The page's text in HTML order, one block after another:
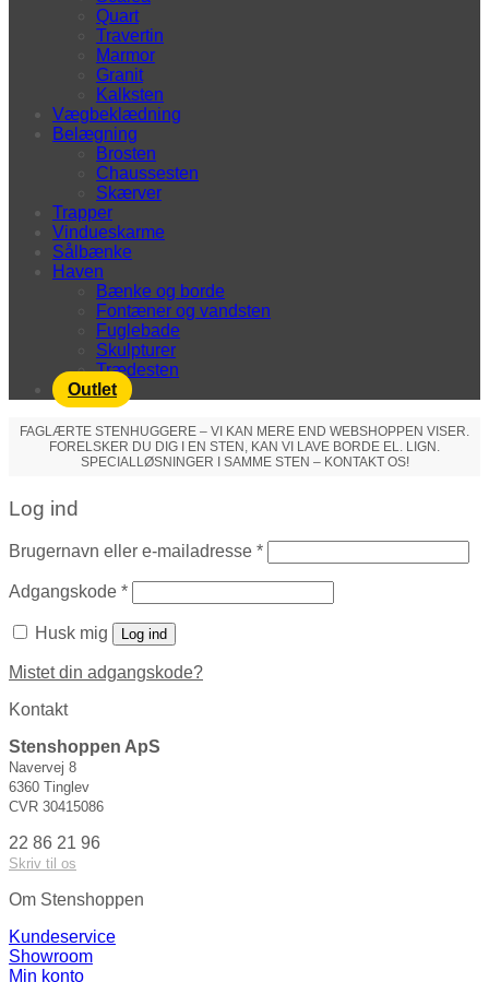
Quart
Travertin
Marmor
Granit
Kalksten
Vægbeklædning
Belægning
Brosten
Chaussesten
Skærver
Trapper
Vindueskarme
Sålbænke
Haven
Bænke og borde
Fontæner og vandsten
Fuglebade
Skulpturer
Trædesten
Outlet
FAGLÆRTE STENHUGGERE – VI KAN MERE END WEBSHOPPEN VISER.
FORELSKER DU DIG I EN STEN, KAN VI LAVE BORDE EL. LIGN.
SPECIALLØSNINGER I SAMME STEN – KONTAKT OS!
Log ind
Brugernavn eller e-mailadresse *
Adgangskode *
Husk mig Log ind
Mistet din adgangskode?
Kontakt
Stenshoppen ApS
Navervej 8
6360 Tinglev
CVR 30415086
22 86 21 96
Skriv til os
Om Stenshoppen
Kundeservice
Showroom
Min konto